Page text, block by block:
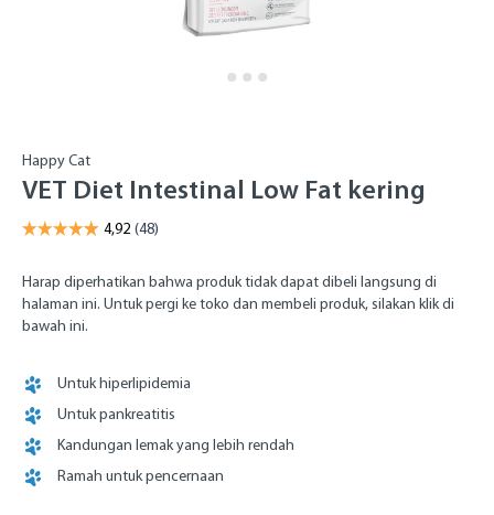
Happy Cat
VET Diet Intestinal Low Fat kering
Harap diperhatikan bahwa produk tidak dapat dibeli langsung di
halaman ini. Untuk pergi ke toko dan membeli produk, silakan klik di
bawah ini.
Untuk hiperlipidemia
Untuk pankreatitis
Kandungan lemak yang lebih rendah
Ramah untuk pencernaan